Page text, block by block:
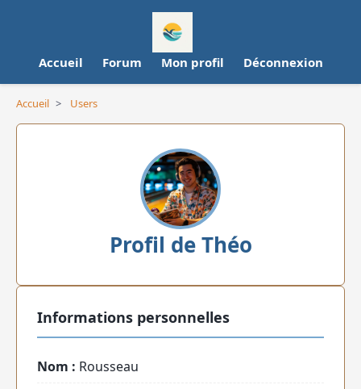
Accueil Forum Mon profil Déconnexion
Accueil > Users
Profil de Théo
Informations personnelles
Nom : Rousseau